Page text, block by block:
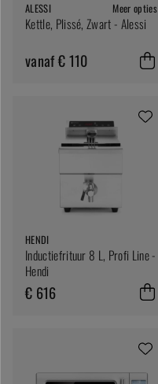
ALESSI Meer opties
Kettle, Plissé, Zwart - Alessi
vanaf € 110
HENDI
Inductiefrituur 8 L, Profi Line -
Hendi
€ 616